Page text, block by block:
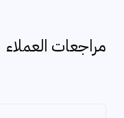
ث
مراجعات العملاء